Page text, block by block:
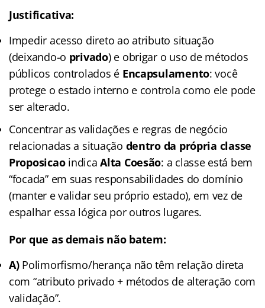
Justificativa:
Impedir acesso direto ao atributo situação
(deixando-o privado) e obrigar o uso de métodos
públicos controlados é Encapsulamento: você
protege o estado interno e controla como ele pode
ser alterado.
Concentrar as validações e regras de negócio
relacionadas a situação dentro da própria classe
ProposicaoindicaAlta Coesão: a classe está bem
“focada” em suas responsabilidades do domínio
(manter e validar seu próprio estado), em vez de
espalhar essa lógica por outros lugares.
Por que as demais não batem:
A)Polimorfismo/herança não têm relação direta
com “atributo privado + métodos de alteração com
validação”.